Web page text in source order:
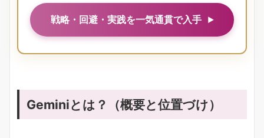
戦略・回避・実践を一気通貫で入手
Geminiとは？（概要と位置づけ）